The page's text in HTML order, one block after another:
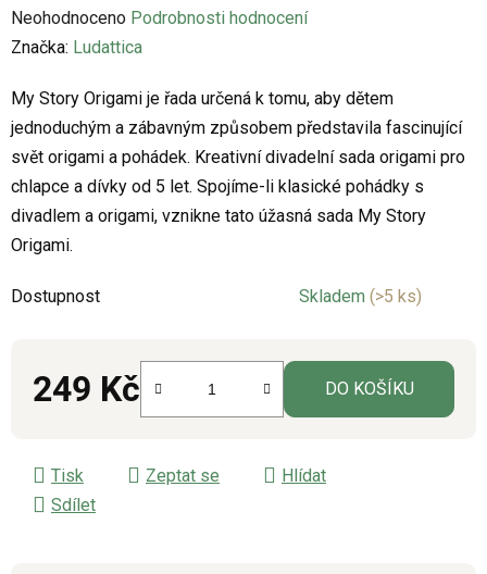
Průměrné
hodnocení
je
0,0
z
5
hvězdiček.
Neohodnoceno Podrobnosti hodnocení
Značka: Ludattica
My Story Origami je řada určená k tomu, aby dětem
jednoduchým a zábavným způsobem představila fascinující
svět origami a pohádek. Kreativní divadelní sada origami pro
chlapce a dívky od 5 let. Spojíme-li klasické pohádky s
divadlem a origami, vznikne tato úžasná sada My Story
Origami.
Dostupnost Skladem (>5 ks)
249 Kč DO KOŠÍKU
Tisk Zeptat se
Hlídat
Sdílet